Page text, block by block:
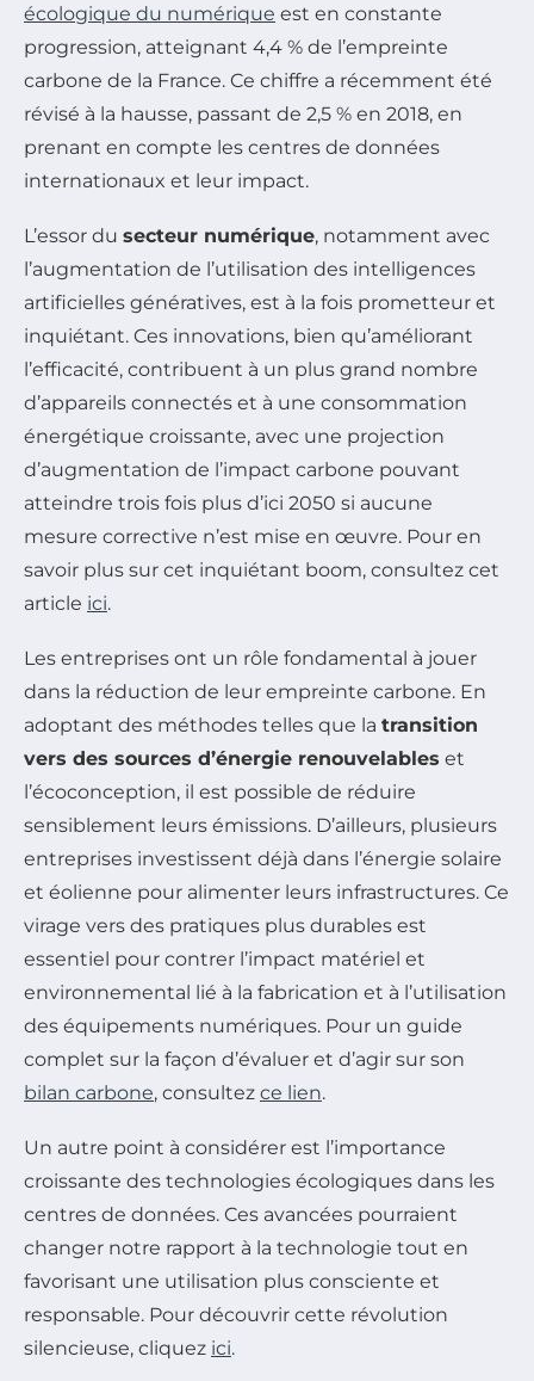
écologique du numérique est en constante
progression, atteignant 4,4 % de l’empreinte
carbone de la France. Ce chiffre a récemment été
révisé à la hausse, passant de 2,5 % en 2018, en
prenant en compte les centres de données
internationaux et leur impact.
L’essor du secteur numérique, notamment avec
l’augmentation de l’utilisation des intelligences
artificielles génératives, est à la fois prometteur et
inquiétant. Ces innovations, bien qu’améliorant
l’efficacité, contribuent à un plus grand nombre
d’appareils connectés et à une consommation
énergétique croissante, avec une projection
d’augmentation de l’impact carbone pouvant
atteindre trois fois plus d’ici 2050 si aucune
mesure corrective n’est mise en œuvre. Pour en
savoir plus sur cet inquiétant boom, consultez cet
article ici.
Les entreprises ont un rôle fondamental à jouer
dans la réduction de leur empreinte carbone. En
adoptant des méthodes telles que la transition
vers des sources d’énergie renouvelables et
l’écoconception, il est possible de réduire
sensiblement leurs émissions. D’ailleurs, plusieurs
entreprises investissent déjà dans l’énergie solaire
et éolienne pour alimenter leurs infrastructures. Ce
virage vers des pratiques plus durables est
essentiel pour contrer l’impact matériel et
environnemental lié à la fabrication et à l’utilisation
des équipements numériques. Pour un guide
complet sur la façon d’évaluer et d’agir sur son
bilan carbone, consultez ce lien.
Un autre point à considérer est l’importance
croissante des technologies écologiques dans les
centres de données. Ces avancées pourraient
changer notre rapport à la technologie tout en
favorisant une utilisation plus consciente et
responsable. Pour découvrir cette révolution
silencieuse, cliquez ici.